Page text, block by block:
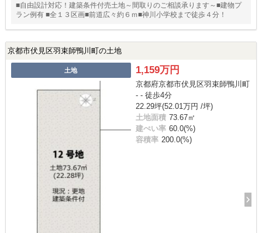
■自由設計対応！建築条件付売土地～間取りのご相談承ります～■建物プ
ラン例有 ■全１３区画■前道広々約６ｍ■神川小学校まで徒歩４分！
京都市伏見区羽束師鴨川町の土地
土地 1,159万円
京都府京都市伏見区羽束師鴨川町
- - 徒歩4分
22.29坪(52.01万円 /坪)
土地面積 73.67㎡
建ぺい率 60.0(%)
容積率 200.0(%)